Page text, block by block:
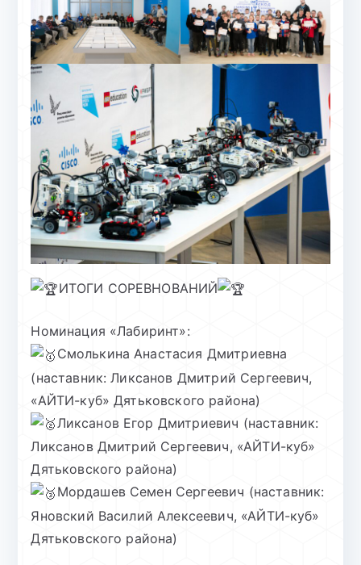
ИТОГИ СОРЕВНОВАНИЙ
Номинация «Лабиринт»:
Смолькина Анастасия Дмитриевна
(наставник: Ликсанов Дмитрий Сергеевич,
«АЙТИ-куб» Дятьковского района)
Ликсанов Егор Дмитриевич (наставник:
Ликсанов Дмитрий Сергеевич, «АЙТИ-куб»
Дятьковского района)
Мордашев Семен Сергеевич (наставник:
Яновский Василий Алексеевич, «АЙТИ-куб»
Дятьковского района)